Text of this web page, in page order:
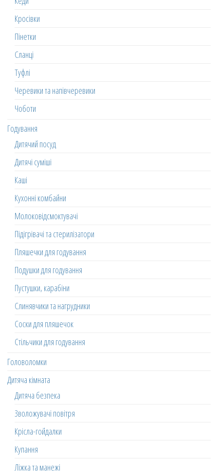
Кросівки
Пінетки
Сланці
Туфлі
Черевики та напівчеревики
Чоботи
Годування
Дитячий посуд
Дитячі суміші
Каші
Кухонні комбайни
Молоковідсмоктувачі
Підігрівачі та стерилізатори
Пляшечки для годування
Подушки для годування
Пустушки, карабіни
Слинявчики та нагрудники
Соски для пляшечок
Стільчики для годування
Головоломки
Дитяча кімната
Дитяча безпека
Зволожувачі повітря
Крісла-гойдалки
Купання
Ліжка та манежі